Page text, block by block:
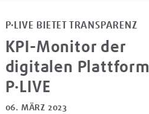
P·LIVE BIETET TRANSPARENZ
KPI-Monitor der
digitalen Plattform
P·LIVE
06. MÄRZ 2023